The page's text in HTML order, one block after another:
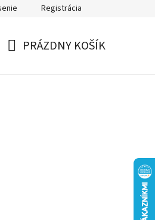
Registrácia
PRÁZDNY KOŠÍK